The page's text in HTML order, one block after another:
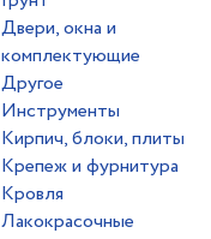
Двери, окна и
комплектующие
Другое
Инструменты
Кирпич, блоки, плиты
Крепеж и фурнитура
Кровля
Лакокрасочные